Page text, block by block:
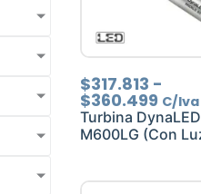
$317.813 -
$360.499 de
C/Iva
Turbina DynaLED
M600LG (Con